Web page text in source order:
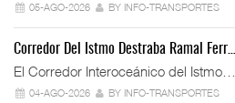
05-AGO-2026 BY INFO-TRANSPORTES
Corredor Del Istmo Destraba Ramal Ferr…
El Corredor Interoceánico del Istmo…
04-AGO-2026 BY INFO-TRANSPORTES